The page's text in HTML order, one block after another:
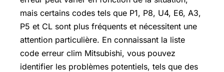
mais certains codes tels que P1, P8, U4, E6, A3,
P5 et CL sont plus fréquents et nécessitent une
attention particulière. En connaissant la liste
code erreur clim Mitsubishi, vous pouvez
identifier les problèmes potentiels, tels que des